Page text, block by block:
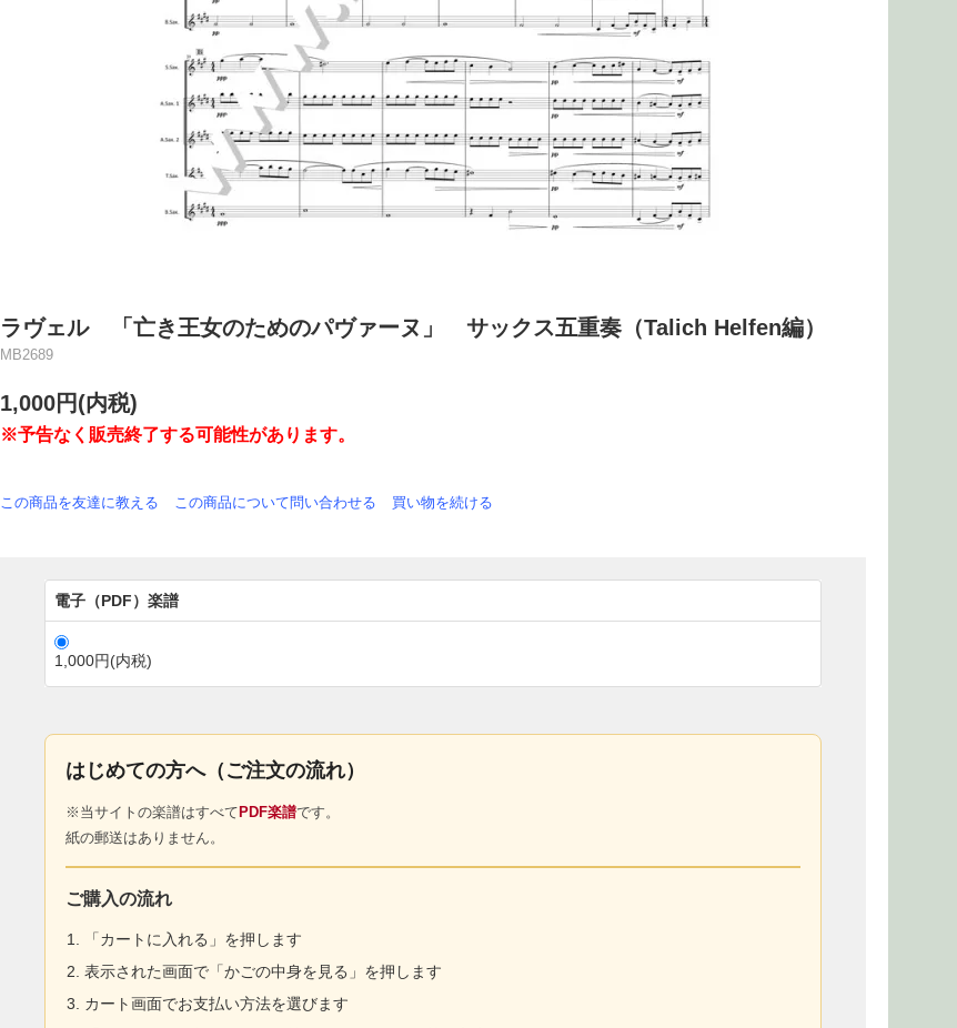
ラヴェル 「亡き王女のためのパヴァーヌ」 サックス五重奏（Talich Helfen編）
MB2689
1,000円(内税)
※予告なく販売終了する可能性があります。
この商品を友達に教える この商品について問い合わせる 買い物を続ける
電子（PDF）楽譜
1,000円(内税)
はじめての方へ（ご注文の流れ）
※当サイトの楽譜はすべて PDF楽譜です。
紙の郵送はありません。
ご購入の流れ
「カートに入れる」を押します
表示された画面で「かごの中身を見る」を押します
カート画面でお支払い方法を選びます